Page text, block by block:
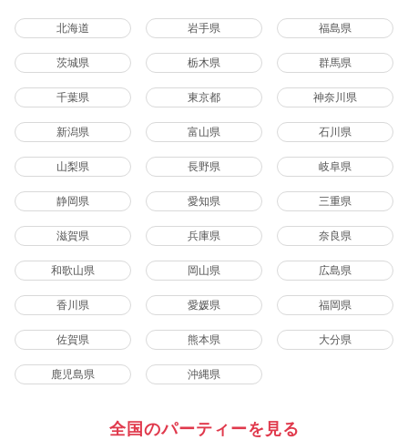
北海道 岩手県 福島県
茨城県 栃木県 群馬県
千葉県 東京都 神奈川県
新潟県 富山県 石川県
山梨県 長野県 岐阜県
静岡県 愛知県 三重県
滋賀県 兵庫県 奈良県
和歌山県 岡山県 広島県
香川県 愛媛県 福岡県
佐賀県 熊本県 大分県
鹿児島県 沖縄県
全国のパーティーを見る